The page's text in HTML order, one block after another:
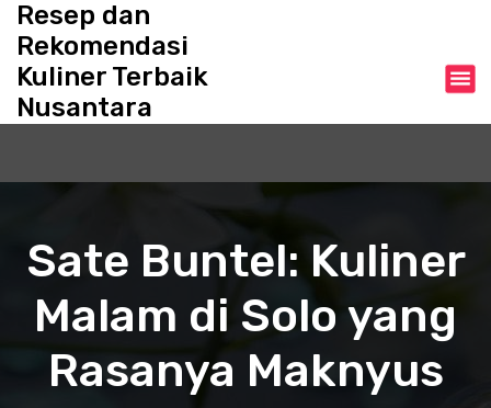
o
Resep dan
Rekomendasi
Kuliner Terbaik
Nusantara
Sate Buntel: Kuliner
Malam di Solo yang
Rasanya Maknyus